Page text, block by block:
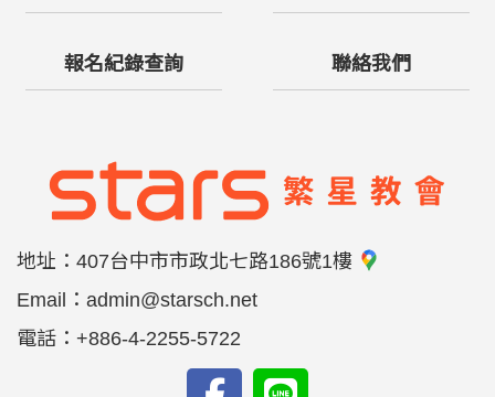
報名紀錄查詢 聯絡我們
地址： 407台中市市政北七路186號1樓
Email： admin@starsch.net
電話： +886-4-2255-5722